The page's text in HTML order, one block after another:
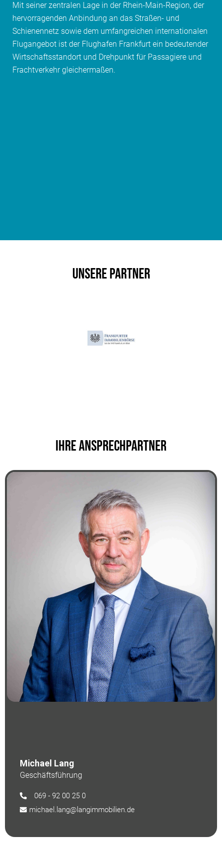
Mit seiner zentralen Lage in der Rhein-Main-Region, der
hervorragenden Anbindung an das Straßen- und
Schienennetz sowie dem umfangreichen internationalen
Flugangebot ist der Flughafen Frankfurt ein bedeutender
Wirtschaftsstandort und Drehpunkt für Passagiere und
Frachtverkehr gleichermaßen.
Unsere Partner
Ihre Ansprechpartner
Michael Lang
Geschäftsführung
069 - 92 00 25 0
michael.lang@langimmobilien.de